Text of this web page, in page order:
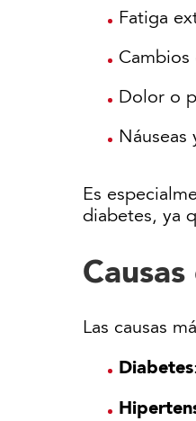
Fatiga
Dolor o
Náuseas
Es
diabetes, ya
Las causas
Diabetes